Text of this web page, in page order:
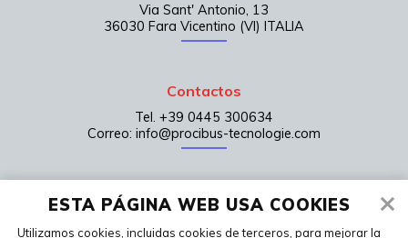
Via Sant' Antonio, 13
36030 Fara Vicentino (VI) ITALIA
Contactos
Tel. +39 0445 300634
Correo: info@procibus-tecnologie.com
Home page
ESTA PÁGINA WEB USA COOKIES
Utilizamos cookies, incluidas cookies de terceros, para mejorar la